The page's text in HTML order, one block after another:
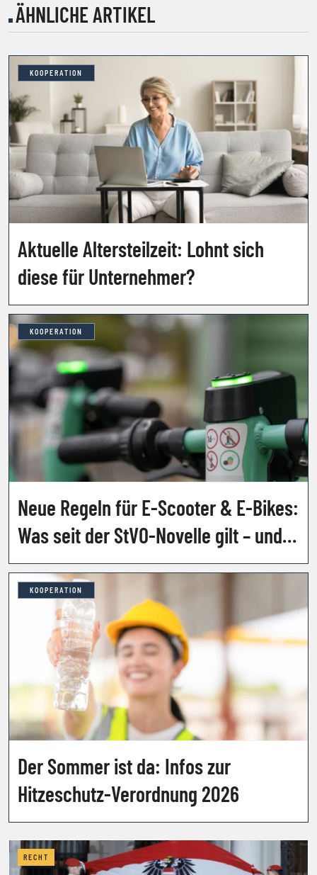
ÄHNLICHE ARTIKEL
KOOPERATION
Aktuelle Altersteilzeit: Lohnt sich
diese für Unternehmer?
KOOPERATION
Neue Regeln für E-Scooter & E-Bikes:
Was seit der StVO-Novelle gilt – und
welche Strafen drohen
KOOPERATION
Der Sommer ist da: Infos zur
Hitzeschutz-Verordnung 2026
RECHT